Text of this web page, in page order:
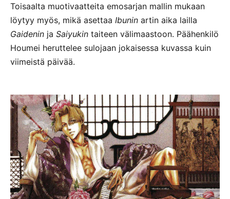
Toisaalta muotivaatteita emosarjan mallin mukaan
löytyy myös, mikä asettaa Ibunin artin aika lailla
Gaidenin ja Saiyukin taiteen välimaastoon. Päähenkilö
Houmei heruttelee sulojaan jokaisessa kuvassa kuin
viimeistä päivää.